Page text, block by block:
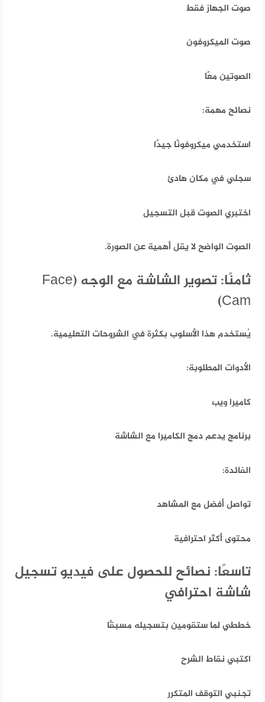
صوت الجهاز فقط
صوت الميكروفون
الصوتين معًا
نصائح مهمة:
استخدمي ميكروفونًا جيدًا
سجلي في مكان هادئ
اختبري الصوت قبل التسجيل
الصوت الواضح لا يقل أهمية عن الصورة.
ثامنًا: تصوير الشاشة مع الوجه (Face
Cam)
يُستخدم هذا الأسلوب بكثرة في الشروحات التعليمية.
الأدوات المطلوبة:
كاميرا ويب
برنامج يدعم دمج الكاميرا مع الشاشة
الفائدة:
تواصل أفضل مع المشاهد
محتوى أكثر احترافية
تاسعًا: نصائح للحصول على فيديو تسجيل
شاشة احترافي
خططي لما ستقومين بتسجيله مسبقًا
اكتبي نقاط الشرح
تجنبي التوقف المتكرر